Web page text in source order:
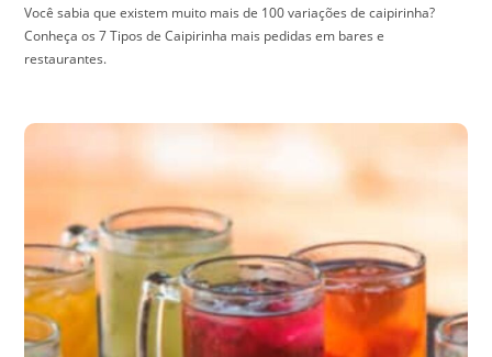
Você sabia que existem muito mais de 100 variações de caipirinha?
Conheça os 7 Tipos de Caipirinha mais pedidas em bares e
restaurantes.